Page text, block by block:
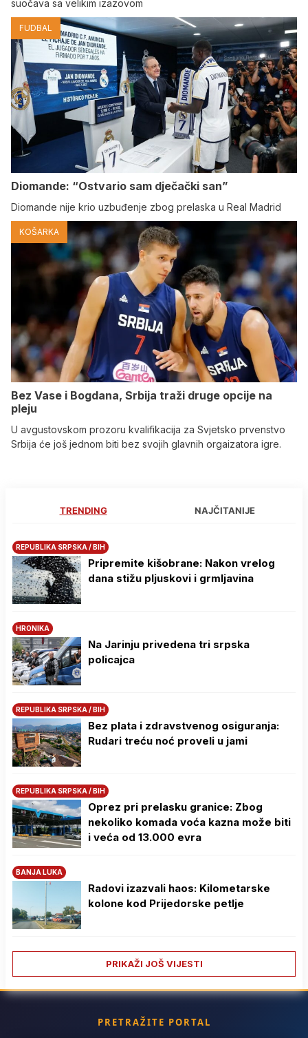
suočava sa velikim izazovom
FUDBAL
Diomande: “Ostvario sam dječački san”
Diomande nije krio uzbuđenje zbog prelaska u Real Madrid
KOŠARKA
Bez Vase i Bogdana, Srbija traži druge opcije na
pleju
U avgustovskom prozoru kvalifikacija za Svjetsko prvenstvo
Srbija će još jednom biti bez svojih glavnih orgaizatora igre.
TRENDING NAJČITANIJE
REPUBLIKA SRPSKA / BIH
Pripremite kišobrane: Nakon vrelog
dana stižu pljuskovi i grmljavina
HRONIKA
Na Јarinju privedena tri srpska
policajca
REPUBLIKA SRPSKA / BIH
Bez plata i zdravstvenog osiguranja:
Rudari treću noć proveli u jami
REPUBLIKA SRPSKA / BIH
Oprez pri prelasku granice: Zbog
nekoliko komada voća kazna može biti
i veća od 13.000 evra
BANJA LUKA
Radovi izazvali haos: Kilometarske
kolone kod Prijedorske petlje
PRIKAŽI JOŠ VIJESTI
PRETRAŽITE PORTAL